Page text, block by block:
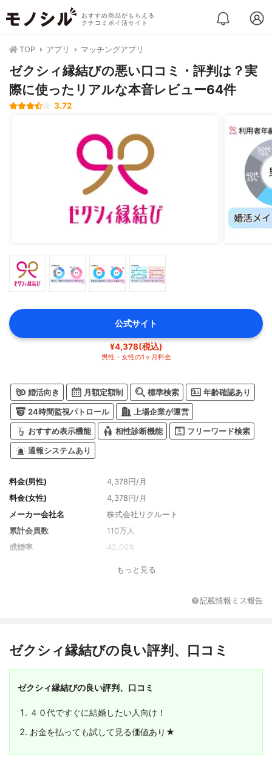
おすすめ商品がもらえる
クチコミポイ活サイト
TOP アプリ マッチングアプリ
ゼクシィ縁結びの悪い口コミ・評判は？実
際に使ったリアルな本音レビュー64件
3.72
公式サイト
¥4,378(税込)
男性・女性の1ヶ月料金
婚活向き 月額定額制 標準検索 年齢確認あり
24時間監視パトロール 上場企業が運営
おすすめ表示機能 相性診断機能 フリーワード検索
通報システムあり
料金(男性)
4,378円/月
料金(女性)
4,378円/月
メーカー会社名
株式会社リクルート
累計会員数
110万人
成婚率
42.00%
3か月プラン：3,960円/月（一括11,880
円）, 6か月プラン：3,630円/月（一括21,7
提出書類
身分証明書、収入証明、学歴証明
本人確認の方法
身分証の画像提出
対応OS
iOS、Android
ユーザーの多い地域
北海道、青森県、山形県、福島県、茨城
県、栃木県、群馬県、埼玉県、千葉県、東
県、長野県、岐阜県、静岡県、愛知県、三
もっと見る
記載情報ミス報告
ゼクシィ縁結びの良い評判、口コミ
ゼクシィ縁結びの良い評判、口コミ
４０代ですぐに結婚したい人向け！
お金を払っても試して見る価値あり★